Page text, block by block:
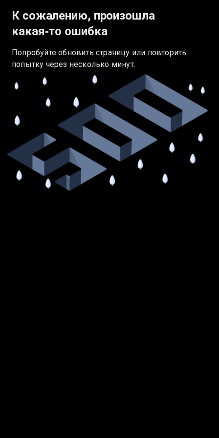
К сожалению, произошла
какая‑то ошибка
Попробуйте обновить страницу или повторить
попытку через несколько минут.